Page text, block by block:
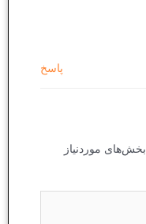
پاسخ
بخش‌های موردنیاز